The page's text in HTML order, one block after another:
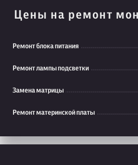
Цены на ремонт
Ремонт блока питания
Ремонт лампы подсветки
Замена матрицы
Ремонт материнской платы